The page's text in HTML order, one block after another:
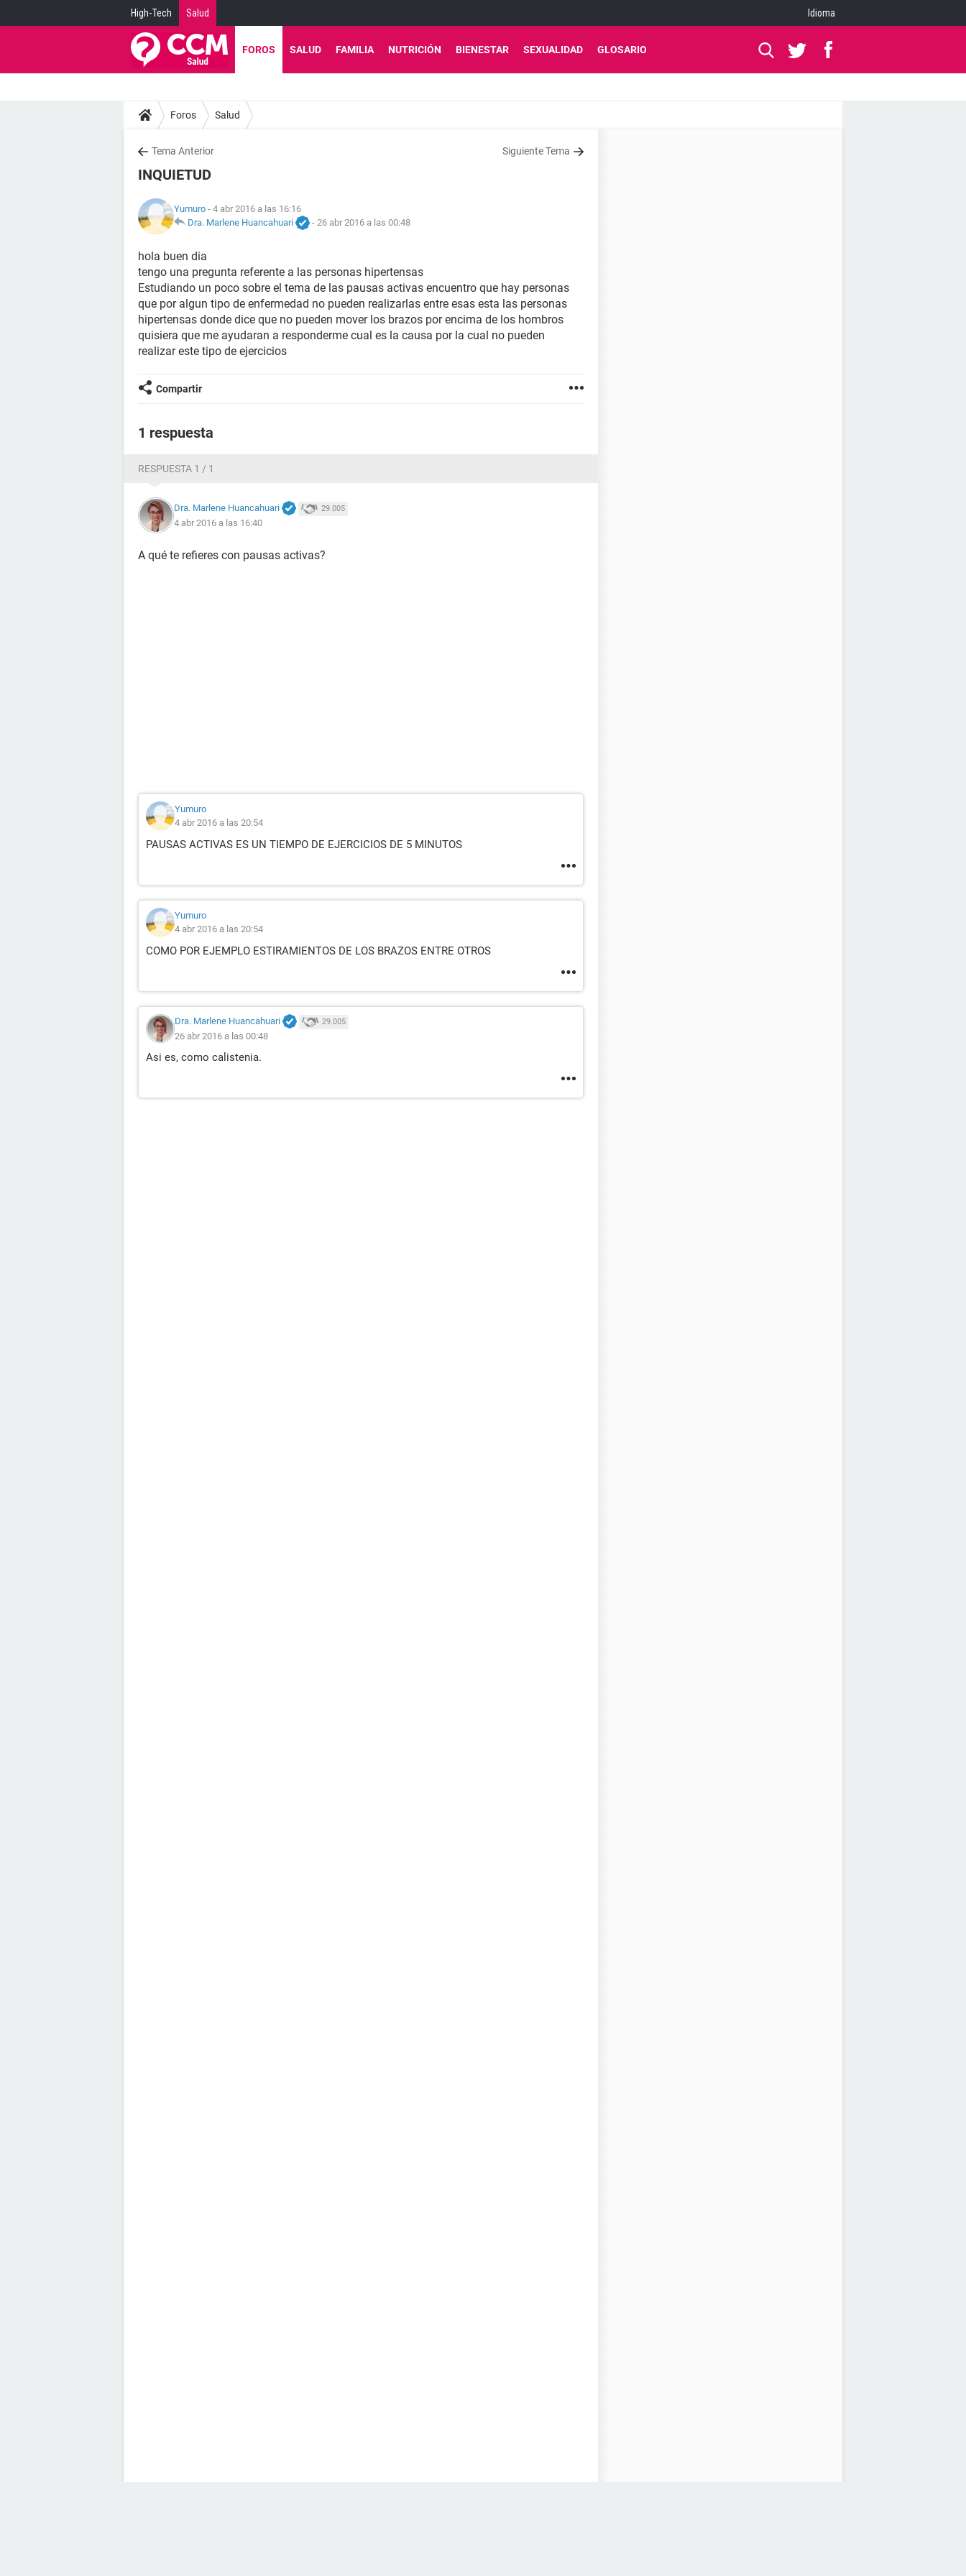
High-Tech Salud Idioma
FOROS SALUD FAMILIA NUTRICIÓN BIENESTAR SEXUALIDAD GLOSARIO
Foros Salud
Tema Anterior Siguiente Tema
INQUIETUD
Yumuro - 4 abr 2016 a las 16:16
Dra. Marlene Huancahuari
- 26 abr 2016 a las 00:48
hola buen dia
tengo una pregunta referente a las personas hipertensas
Estudiando un poco sobre el tema de las pausas activas encuentro que hay personas
que por algun tipo de enfermedad no pueden realizarlas entre esas esta las personas
hipertensas donde dice que no pueden mover los brazos por encima de los hombros
quisiera que me ayudaran a responderme cual es la causa por la cual no pueden
realizar este tipo de ejercicios
Compartir
1 respuesta
RESPUESTA 1 / 1
Dra. Marlene Huancahuari 29.005
4 abr 2016 a las 16:40
A qué te refieres con pausas activas?
Yumuro
4 abr 2016 a las 20:54
PAUSAS ACTIVAS ES UN TIEMPO DE EJERCICIOS DE 5 MINUTOS
Yumuro
4 abr 2016 a las 20:54
COMO POR EJEMPLO ESTIRAMIENTOS DE LOS BRAZOS ENTRE OTROS
Dra. Marlene Huancahuari 29.005
26 abr 2016 a las 00:48
Asi es, como calistenia.